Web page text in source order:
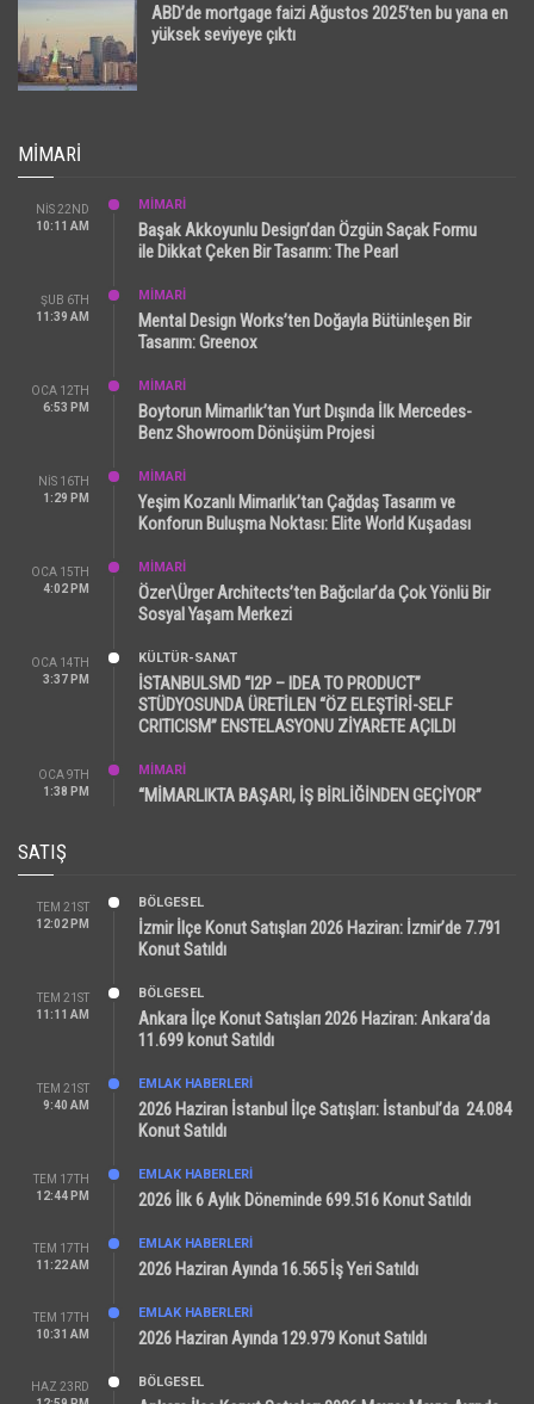
ABD’de mortgage faizi Ağustos 2025’ten bu yana en
yüksek seviyeye çıktı
MIMARI
NIS 22ND
10:11 AM
MİMARİ
Başak Akkoyunlu Design’dan Özgün Saçak Formu
ile Dikkat Çeken Bir Tasarım: The Pearl
ŞUB 6TH
11:39 AM
MİMARİ
Mental Design Works’ten Doğayla Bütünleşen Bir
Tasarım: Greenox
OCA 12TH
6:53 PM
MİMARİ
Boytorun Mimarlık’tan Yurt Dışında İlk Mercedes-
Benz Showroom Dönüşüm Projesi
NIS 16TH
1:29 PM
MİMARİ
Yeşim Kozanlı Mimarlık’tan Çağdaş Tasarım ve
Konforun Buluşma Noktası: Elite World Kuşadası
OCA 15TH
4:02 PM
MİMARİ
Özer\Ürger Architects’ten Bağcılar’da Çok Yönlü Bir
Sosyal Yaşam Merkezi
OCA 14TH
3:37 PM
KÜLTÜR-SANAT
İSTANBULSMD “I2P – IDEA TO PRODUCT”
STÜDYOSUNDA ÜRETİLEN “ÖZ ELEŞTİRİ-SELF
CRITICISM” ENSTELASYONU ZİYARETE AÇILDI
OCA 9TH
1:38 PM
MİMARİ
“MİMARLIKTA BAŞARI, İŞ BİRLİĞİNDEN GEÇİYOR”
SATIŞ
TEM 21ST
12:02 PM
BÖLGESEL
İzmir İlçe Konut Satışları 2026 Haziran: İzmir’de 7.791
Konut Satıldı
TEM 21ST
11:11 AM
BÖLGESEL
Ankara İlçe Konut Satışları 2026 Haziran: Ankara’da
11.699 konut Satıldı
TEM 21ST
9:40 AM
EMLAK HABERLERI
2026 Haziran İstanbul İlçe Satışları: İstanbul’da 24.084
Konut Satıldı
TEM 17TH
12:44 PM
EMLAK HABERLERI
2026 İlk 6 Aylık Döneminde 699.516 Konut Satıldı
TEM 17TH
11:22 AM
EMLAK HABERLERI
2026 Haziran Ayında 16.565 İş Yeri Satıldı
TEM 17TH
10:31 AM
EMLAK HABERLERI
2026 Haziran Ayında 129.979 Konut Satıldı
HAZ 23RD
BÖLGESEL